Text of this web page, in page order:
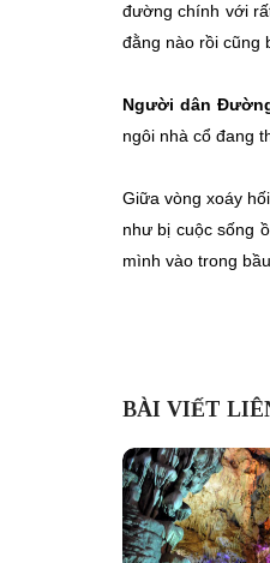
đường chính với
đằng nào rồi cũng
Người dân
ngôi nhà cổ đang
Giữa vòng xoáy
như bị cuộc sống
mình vào trong
BÀI VIẾT